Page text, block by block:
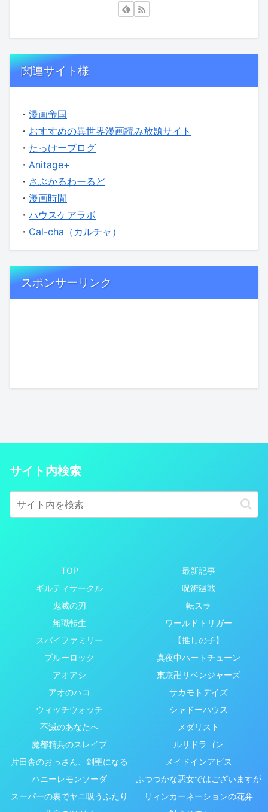
関連サイト様
・ 漫画帝国
・ おすすめの異世界漫画読み放題サイト
・ たっけーブログ
・ Anitage+
・ さぶかるわーるど
・ 漫画時間
・ ハウスケアラボ
・ Cal-cha（カルチャ）
スポンサーリンク
サイト内検索
TOP
最新記事
ギルティサークル
呪術廻戦
鬼滅の刃
転スラ
無職転生
ワールドトリガー
スパイファミリー
【推しの子】
ブルーロック
真夜中ハートチューン
アオアシ
東京卍リベンジャーズ
アオのハコ
サカモトデイズ
ウィッチウォッチ
シャドーハウス
不滅のあなたへ
メダリスト
魔都精兵のスレイブ
ルリドラゴン
片田舎のおっさん、剣聖になる
メイドインアビス
ハニーレモンソーダ
ふつつかな悪女ではございますが
スーパーの裏でヤニ吸うふたり
リィンカーネーションの花弁